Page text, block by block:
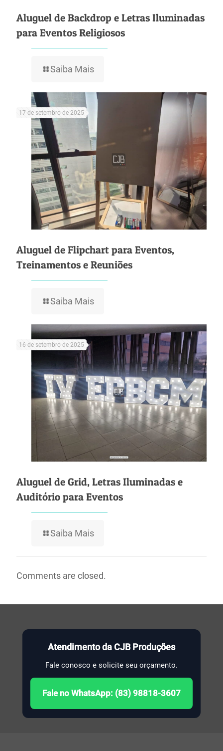
Aluguel de Backdrop e Letras Iluminadas
para Eventos Religiosos
Saiba Mais
17 de setembro de 2025
Aluguel de Flipchart para Eventos,
Treinamentos e Reuniões
Saiba Mais
16 de setembro de 2025
Aluguel de Grid, Letras Iluminadas e
Auditório para Eventos
Saiba Mais
Comments are closed.
Atendimento da CJB Produções
Fale conosco e solicite seu orçamento.
Fale no WhatsApp: (83) 98818-3607